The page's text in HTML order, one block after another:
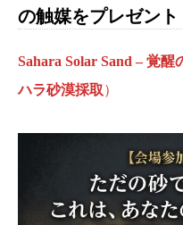
の触媒をプレゼン
Sahara Solar Sand – 覚醒
ハラ砂漠採取）